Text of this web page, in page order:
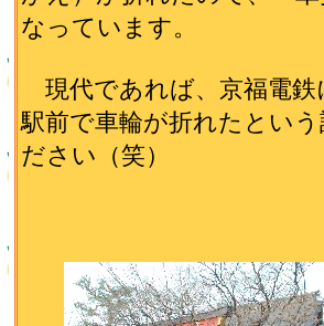
なっています。
現代であれば、京福電鉄
駅前で車輪が折れたとい
ださい（笑）